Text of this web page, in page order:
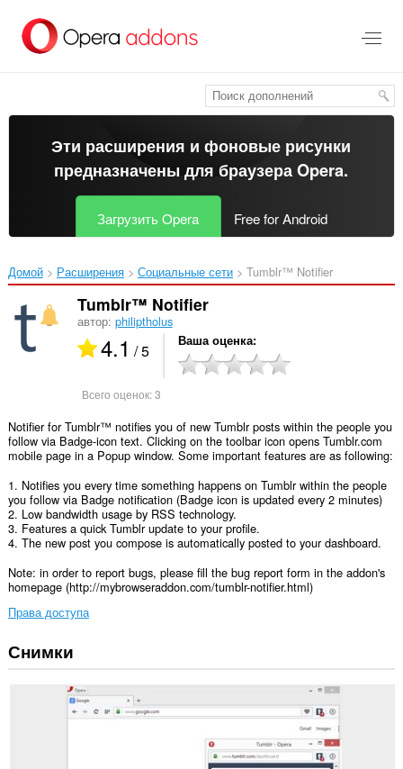
перейти
Эти расширения и фоновые рисунки
предназначены длябраузера Opera.
Загрузить Opera Free for Android
Домой Расширения Социальные сети Tumblr™ Notifier‎
Tumblr™ Notifier
автор: philiptholus
4.1 / 5 Ваша оценка
Всего оценок:3
Notifier for Tumblr™ notifies you of new Tumblr posts within the people you
follow via Badge-icon text. Clicking on the toolbar icon opens Tumblr.com
mobile page in a Popup window. Some important features are as following:
1. Notifies you every time something happens on Tumblr within the people
you follow via Badge notification (Badge icon is updated every 2 minutes)
2. Low bandwidth usage by RSS technology.
3. Features a quick Tumblr update to your profile.
4. The new post you compose is automatically posted to your dashboard.
Note: in order to report bugs, please fill the bug report form in the addon's
homepage (http://mybrowseraddon.com/tumblr-notifier.html)
Права доступа
У
этого
Снимки